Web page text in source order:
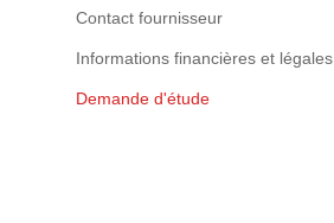
Contact fournisseur
Informations financières et légales
Demande d'étude